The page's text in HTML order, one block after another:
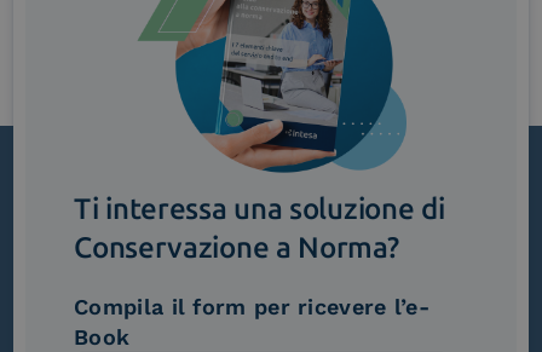
Cosa facciamo
Iscriviti alla newsletter
Novità, iniziative ed eventi dal mondo della
Scopri InNews
Ti interessa una soluzione di
Conservazione a Norma?
Compila il form per ricevere l’e-
Book